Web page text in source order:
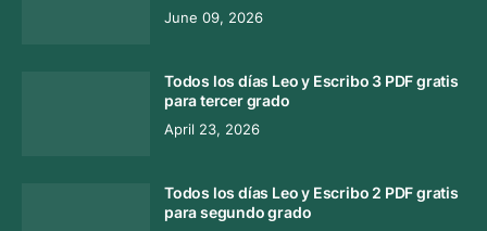
June 09, 2026
Todos los días Leo y Escribo 3 PDF gratis
para tercer grado
April 23, 2026
Todos los días Leo y Escribo 2 PDF gratis
para segundo grado